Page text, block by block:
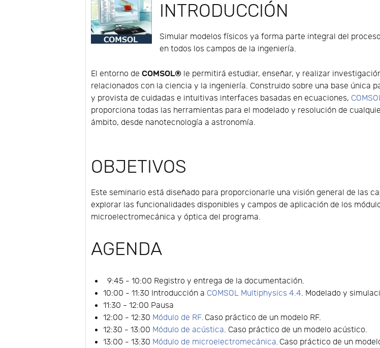
INTRODUCCIÓN
Simular modelos físicos ya forma parte integral del
en todos los campos de la ingeniería.
El entorno deCOMSOL® le permitirá estudiar, enseñar, y realizar
relacionados con la ciencia y la ingeniería. Construido sobre una base única
y provista de cuidadas e intuitivas interfaces basadas en ecuaciones,
proporciona todas las herramientas para el modelado y resolución de
ámbito, desde nanotecnología a astronomía.
OBJETIVOS
Este seminario está diseñado para proporcionarle una visión general de las
explorar las funcionalidades disponibles y campos de aplicación de los
microelectromecánica y óptica del programa.
AGENDA
9:45 - 10:00 Registro y entrega de la documentación.
10:00 - 11:30 Introducción a COMSOL Multiphysics 4.4. Modelado y
11:30 - 12:00 Pausa
12:00 - 12:30 Módulo de RF. Caso práctico de un modelo RF.
12:30 - 13:00 Módulo de acústica. Caso práctico de un modelo acústico.
13:00 - 13:30 Módulo de microelectromecánica. Caso práctico de un